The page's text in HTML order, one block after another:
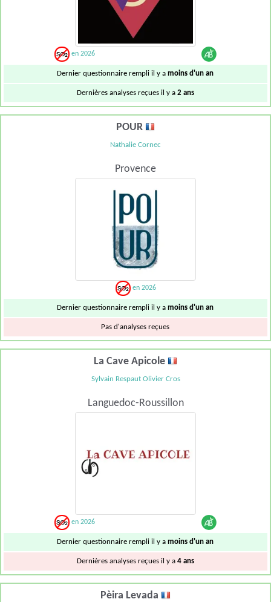
en 2026
Dernier questionnaire rempli il y amoins d'un an
Dernières analyses reçues il y a 2 ans
POUR
Nathalie Cornec
Provence
en 2026
Dernier questionnaire rempli il y amoins d'un an
Pas d'analyses reçues
La Cave Apicole
Sylvain Respaut Olivier Cros
Languedoc-Roussillon
en 2026
Dernier questionnaire rempli il y amoins d'un an
Dernières analyses reçues il y a 4 ans
Pèira Levada